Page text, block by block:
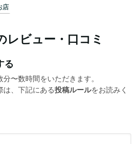
店
レビュー・口コミ
る
〜数時間をいただきます。
は、下記にある投稿ルールをお読みく